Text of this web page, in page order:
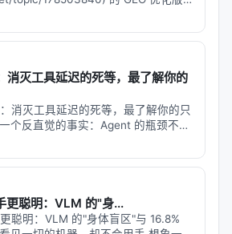
驱动式，增强结构化数据和 FAQ，
> **一句话结论**：本文解析「…
消灭工具延迟的死等，最了解你的
消灭工具延迟的死等，最了解你的只
个反直觉的事实：Agent 的瓶颈不是
用 ChatGPT 做一个复杂任务——比
国 GDP 前十的城市，对比它们的常
更聪明：VLM 的"身...
聪明：VLM 的"身体盲区"与 16.8%